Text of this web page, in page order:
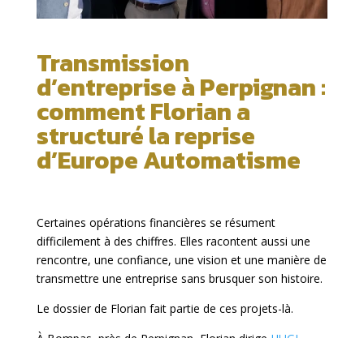
Transmission
d’entreprise à Perpignan :
comment Florian a
structuré la reprise
d’Europe Automatisme
Certaines opérations financières se résument
difficilement à des chiffres. Elles racontent aussi une
rencontre, une confiance, une vision et une manière de
transmettre une entreprise sans brusquer son histoire.
Le dossier de Florian fait partie de ces projets-là.